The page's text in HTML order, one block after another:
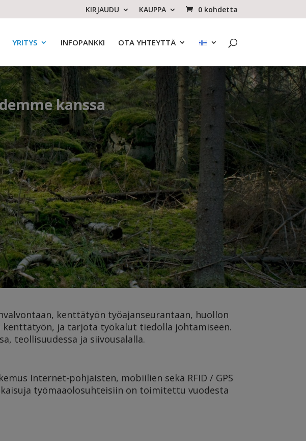
KIRJAUDU KAUPPA 0 kohdetta
YRITYS INFOPANKKI OTA YHTEYTTÄ
kanssa
kenttätyön työajanseurantaan, huollon
ja tarjota työkalut tiedolla johtamiseen.
teollisuudessa ja siivousalalla.
Internet-pohjaisten, mobiilien sekä RFID / GPS
työmaaolosuhteisiin on toimitettu vuodesta